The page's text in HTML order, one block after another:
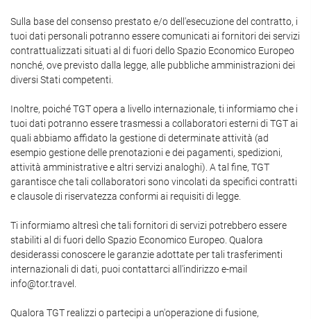
Sulla base del consenso prestato e/o dell'esecuzione del contratto, i
tuoi dati personali potranno essere comunicati ai fornitori dei servizi
contrattualizzati situati al di fuori dello Spazio Economico Europeo
nonché, ove previsto dalla legge, alle pubbliche amministrazioni dei
diversi Stati competenti.
Inoltre, poiché TGT opera a livello internazionale, ti informiamo che i
tuoi dati potranno essere trasmessi a collaboratori esterni di TGT ai
quali abbiamo affidato la gestione di determinate attività (ad
esempio gestione delle prenotazioni e dei pagamenti, spedizioni,
attività amministrative e altri servizi analoghi). A tal fine, TGT
garantisce che tali collaboratori sono vincolati da specifici contratti
e clausole di riservatezza conformi ai requisiti di legge.
Ti informiamo altresì che tali fornitori di servizi potrebbero essere
stabiliti al di fuori dello Spazio Economico Europeo. Qualora
desiderassi conoscere le garanzie adottate per tali trasferimenti
internazionali di dati, puoi contattarci all'indirizzo e-mail
info@tor.travel.
Qualora TGT realizzi o partecipi a un'operazione di fusione,